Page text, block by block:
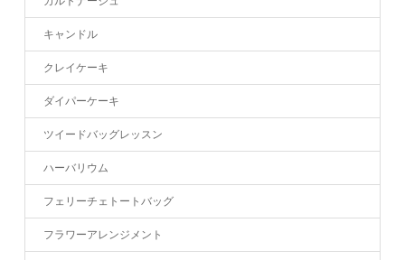
キャンドル
クレイケーキ
ダイパーケーキ
ツイードバッグレッスン
ハーバリウム
フェリーチェトートバッグ
フラワーアレンジメント